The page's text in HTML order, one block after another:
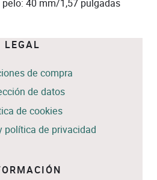
40 mm/1,57 pulgadas
LEGAL
de compra
de datos
de cookies
política de privacidad